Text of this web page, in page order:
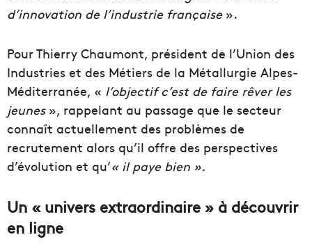
d’innovation de l’industrie française».
Pour Thierry Chaumont, président de l’Union des
Industries et des Métiers de la Métallurgie Alpes-
Méditerranée, « l’objectif c’est de faire rêver les
jeunes», rappelant au passage que le secteur
connaît actuellement des problèmes de
recrutement alors qu’il offre des perspectives
d’évolution et qu’« il paye bien ».
Un « univers extraordinaire » à découvrir
en ligne